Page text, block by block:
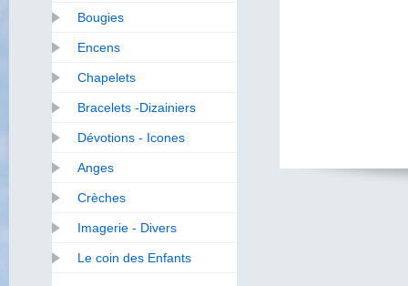
Bougies
Encens
Chapelets
Bracelets -Dizainiers
Dévotions - Icones
Anges
Crèches
Imagerie - Divers
Le coin des Enfants